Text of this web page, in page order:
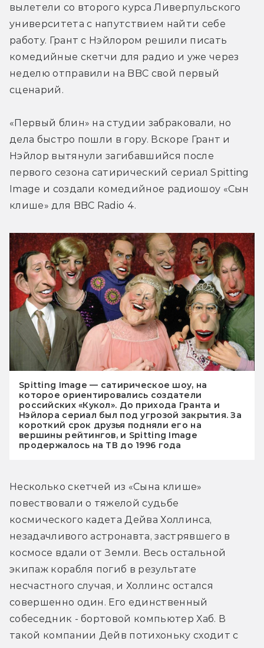
вылетели со второго курса Ливерпульского
университета с напутствием найти себе
работу. Грант с Нэйлором решили писать
комедийные скетчи для радио и уже через
неделю отправили на BBC свой первый
сценарий.
«Первый блин» на студии забраковали, но
дела быстро пошли в гору. Вскоре Грант и
Нэйлор вытянули загибавшийся после
первого сезона сатирический сериал Spitting
Image и создали комедийное радиошоу «Сын
клише» для BBC Radio 4.
Spitting Image — сатирическое шоу, на
которое ориентировались создатели
российских «Кукол». До прихода Гранта и
Нэйлора сериал был под угрозой закрытия. За
короткий срок друзья подняли его на
вершины рейтингов, и Spitting Image
продержалось на ТВ до 1996 года
Несколько скетчей из «Сына клише»
повествовали о тяжелой судьбе
космического кадета Дейва Холлинса,
незадачливого астронавта, застрявшего в
космосе вдали от Земли. Весь остальной
экипаж корабля погиб в результате
несчастного случая, и Холлинс остался
совершенно один. Его единственный
собеседник - бортовой компьютер Хаб. В
такой компании Дейв потихоньку сходит с